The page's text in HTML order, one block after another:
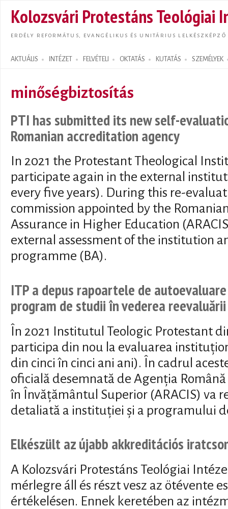
Kolozsvári Protestáns Teológiai
ERDÉLY REFORMÁTUS, EVANGÉLIKUS ÉS UNITÁRIUS LELKÉSZKÉPZŐ
AKTUÁLIS INTÉZET FELVÉTELI OKTATÁS KUTATÁS SZEMÉLYEK
Search form
minőségbiztosítás
PTI has submitted its new self-
Romanian accreditation agency
In 2021 the Protestant Theological
participate again in the external
every five years). During this re-
commission appointed by the
Assurance in Higher Education
external assessment of the institution
programme (BA).
ITP a depus rapoartele de
program de studii în vederea reevaluării
În 2021 Institutul Teologic Protestant
participa din nou la evaluarea
din cinci în cinci ani ani). În cadrul
oficială desemnată de Agenția
în Învățământul Superior (ARACIS) va
detaliată a instituției și a programului
Elkészült az újabb akkreditációs
A Kolozsvári Protestáns Teológiai
mérlegre áll és részt vesz az ötévente
értékelésen. Ennek keretében az